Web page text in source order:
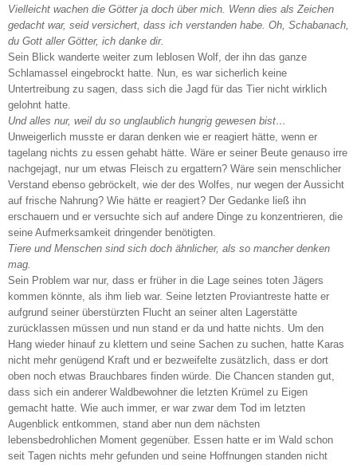
Vielleicht wachen die Götter ja doch über mich. Wenn dies als Zeichen
gedacht war, seid versichert, dass ich verstanden habe. Oh, Schabanach,
du Gott aller Götter, ich danke dir.
Sein Blick wanderte weiter zum leblosen Wolf, der ihn das ganze
Schlamassel eingebrockt hatte. Nun, es war sicherlich keine
Untertreibung zu sagen, dass sich die Jagd für das Tier nicht wirklich
gelohnt hatte.
Und alles nur, weil du so unglaublich hungrig gewesen bist…
Unweigerlich musste er daran denken wie er reagiert hätte, wenn er
tagelang nichts zu essen gehabt hätte. Wäre er seiner Beute genauso irre
nachgejagt, nur um etwas Fleisch zu ergattern? Wäre sein menschlicher
Verstand ebenso gebröckelt, wie der des Wolfes, nur wegen der Aussicht
auf frische Nahrung? Wie hätte er reagiert? Der Gedanke ließ ihn
erschauern und er versuchte sich auf andere Dinge zu konzentrieren, die
seine Aufmerksamkeit dringender benötigten.
Tiere und Menschen sind sich doch ähnlicher, als so mancher denken
mag.
Sein Problem war nur, dass er früher in die Lage seines toten Jägers
kommen könnte, als ihm lieb war. Seine letzten Proviantreste hatte er
aufgrund seiner überstürzten Flucht an seiner alten Lagerstätte
zurücklassen müssen und nun stand er da und hatte nichts. Um den
Hang wieder hinauf zu klettern und seine Sachen zu suchen, hatte Karas
nicht mehr genügend Kraft und er bezweifelte zusätzlich, dass er dort
oben noch etwas Brauchbares finden würde. Die Chancen standen gut,
dass sich ein anderer Waldbewohner die letzten Krümel zu Eigen
gemacht hatte. Wie auch immer, er war zwar dem Tod im letzten
Augenblick entkommen, stand aber nun dem nächsten
lebensbedrohlichen Moment gegenüber. Essen hatte er im Wald schon
seit Tagen nichts mehr gefunden und seine Hoffnungen standen nicht